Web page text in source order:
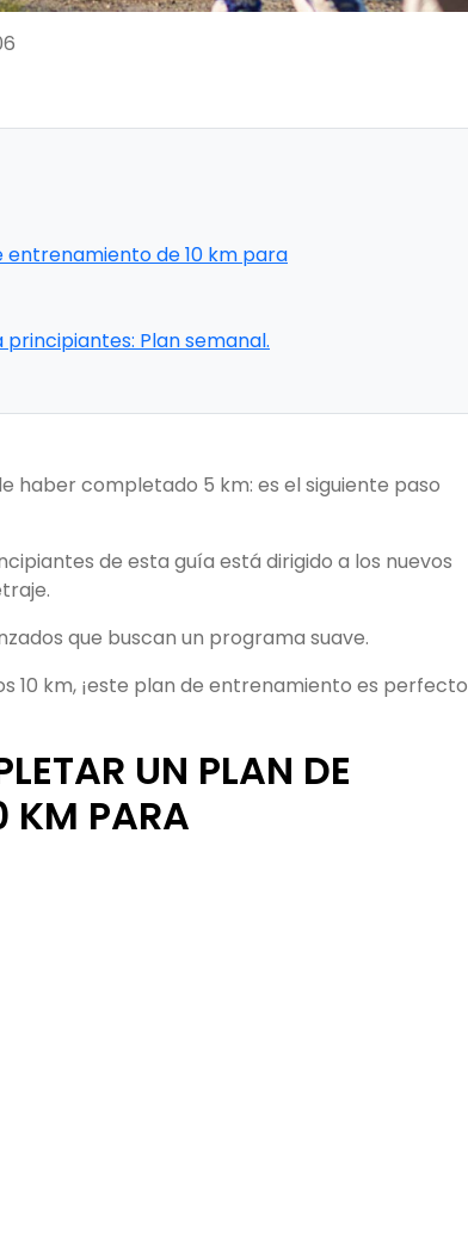
de 10 km para
Plan semanal.
haber completado 5 km: es el siguiente paso
de esta guía está dirigido a los nuevos
que buscan un programa suave.
10 km, ¡este plan de entrenamiento es perfecto
UN PLAN DE
KM PARA